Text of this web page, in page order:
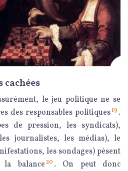
cachées
le jeu politique ne se
des responsables politiques19 .
de pression, les syndicats),
journalistes, les médias), le
les sondages) pèsent
la balance20 . On peut donc